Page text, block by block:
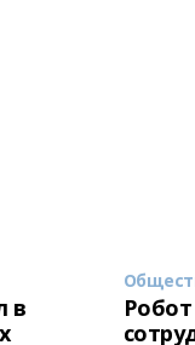
в